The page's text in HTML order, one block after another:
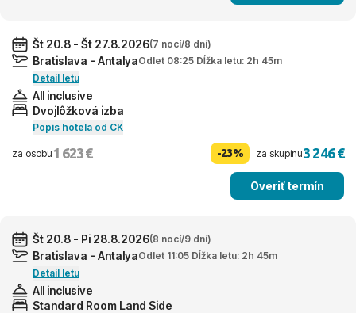
Št 20.8 - Št 27.8.2026(7 nocí/8 dní)
Bratislava - AntalyaOdlet 08:25 Dĺžka letu: 2h 45m
Detail letu
All inclusive
Dvojlôžková izba
Popis hotela od CK
za osobu 1 623 € -23% za skupinu3 246 €
Overiť termín
Št 20.8 - Pi 28.8.2026(8 nocí/9 dní)
Bratislava - AntalyaOdlet 11:05 Dĺžka letu: 2h 45m
Detail letu
All inclusive
Standard Room Land Side